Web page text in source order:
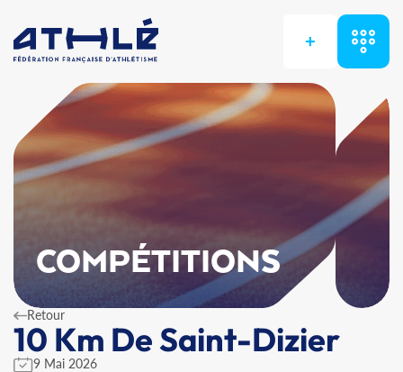
+
COMPÉTITIONS
Retour
10 Km De Saint-Dizier
9 Mai 2026